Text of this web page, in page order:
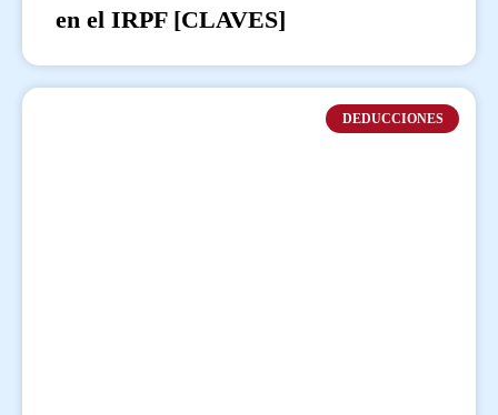
en el IRPF [CLAVES]
DEDUCCIONES